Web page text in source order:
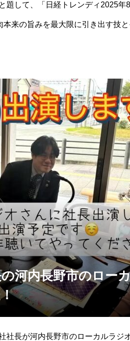
題して、「日経トレンディ2025年
来の旨みを最大限に引き出す技
河内長野市のロー
社長が河内長野市のローカルラジ